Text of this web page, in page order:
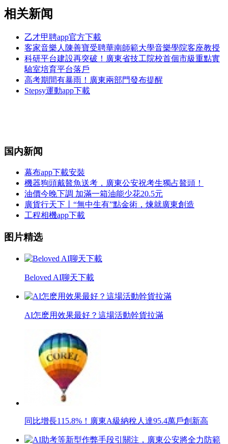
相关新闻
乙才甲聘app官方下載
客家音樂人陳善寶受聘華南師範大學音樂學院客座教授
科研平台建設再突破！廣東省技工院校首個市級重點實
驗室培育平台落戶
高考期間有暴雨！廣東兩部門發布提醒
Stepsy運動app下載
国内新闻
幕布app下載安裝
機器狗頭戴鼇魚送考，廣東公安祝考生獨占鼇頭！
油價今晚下調 加滿一箱油能少花20.5元
廣貨行天下丨“無中生有”點金術，煉就廣東創造
工程相機app下載
图片精选
Beloved AI聊天下載
AI怎麽用效果最好？這場活動幹貨拉滿
同比增長115.8%！廣東A級納稅人達95.4萬戶創新高